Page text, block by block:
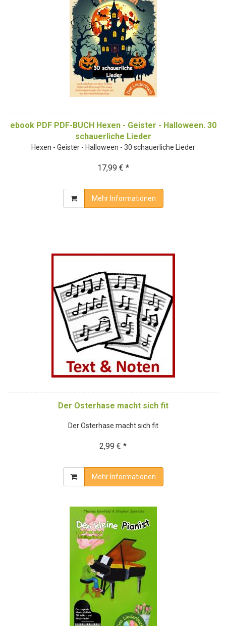
ebook PDF PDF-BUCH Hexen - Geister - Halloween. 30
schauerliche Lieder
Hexen - Geister - Halloween - 30 schauerliche Lieder
17,99 € *
Mehr Informationen
Der Osterhase macht sich fit
Der Osterhase macht sich fit
2,99 € *
Mehr Informationen